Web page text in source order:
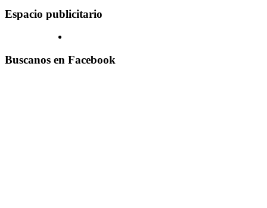
Espacio publicitario
Buscanos en Facebook